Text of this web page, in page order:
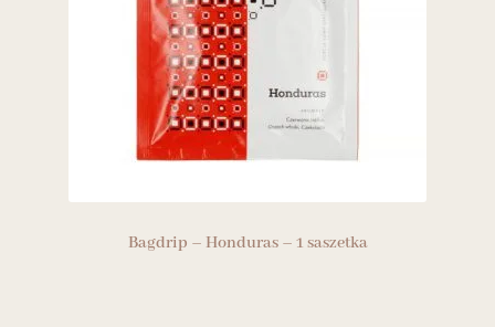
Bagdrip – Honduras – 1 saszetka